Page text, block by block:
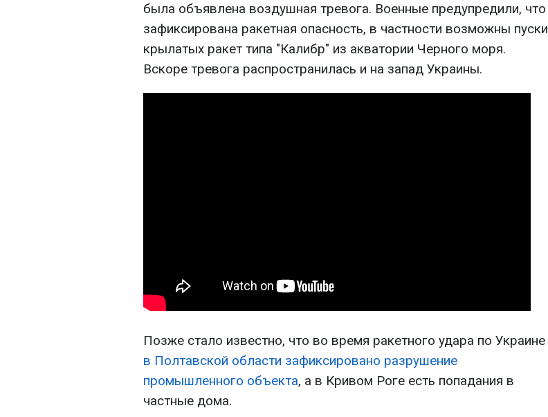
была объявлена воздушная тревога. Военные предупредили, что
зафиксирована ракетная опасность, в частности возможны пуски
крылатых ракет типа "Калибр" из акватории Черного моря.
Вскоре тревога распространилась и на запад Украины.
Позже стало известно, что во время ракетного удара по Украине
в Полтавской области зафиксировано разрушение
промышленного объекта, а в Кривом Роге есть попадания в
частные дома.